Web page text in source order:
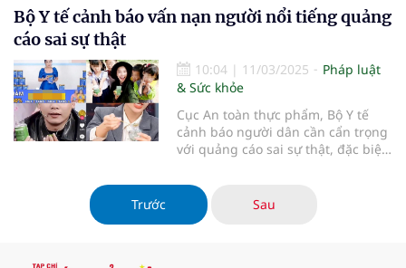
“Lừa đảo chiếm đoạt tài sản” và “Sử
Bộ Y tế cảnh báo vấn nạn người nổi tiếng quảng
cáo sai sự thật
10:04 | 11/03/2025
Pháp luật
& Sức khỏe
Cục An toàn thực phẩm, Bộ Y tế
cảnh báo người dân cần cẩn trọng
với quảng cáo sai sự thật, đặc biệt
trạng này tạo ra những hiểu lầm
đáng tiếc trong cộng đồng và có
thể dẫn đến những thiệt hại không
Trước Sau